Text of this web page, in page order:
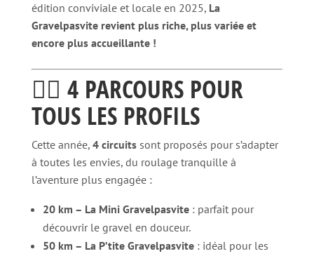
édition conviviale et locale en 2025, La
Gravelpasvite revient plus riche, plus variée et
encore plus accueillante !
🚴‍♂️ 4 PARCOURS POUR
TOUS LES PROFILS
Cette année, 4 circuitssont proposés pour s’adapter
à toutes les envies, du roulage tranquille à
l’aventure plus engagée :
20 km – La Mini Gravelpasvite: parfait pour
découvrir le gravel en douceur.
50 km – La P’tite Gravelpasvite: idéal pour les